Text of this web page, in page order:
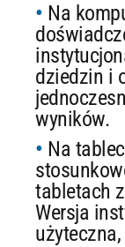
Na
dziedzin i
wyników.
Na
tabletach
Wersja